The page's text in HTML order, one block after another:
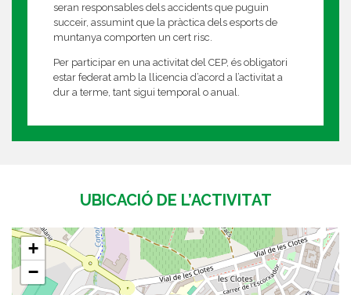
seran responsables dels accidents que puguin
succeir, assumint que la pràctica dels esports de
muntanya comporten un cert risc.
Per participar en una activitat del CEP, és obligatori
estar federat amb la llicencia d’acord a l’activitat a
dur a terme, tant sigui temporal o anual.
UBICACIÓ DE L’ACTIVITAT
+
−